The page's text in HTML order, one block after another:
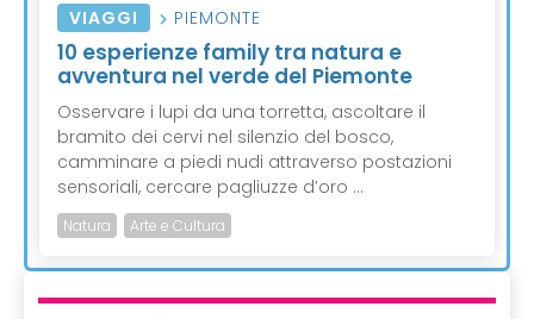
VIAGGI PIEMONTE
10 esperienze family tra natura e
avventura nel verde del Piemonte
Osservare i lupi da una torretta, ascoltare il
bramito dei cervi nel silenzio del bosco,
camminare a piedi nudi attraverso postazioni
sensoriali, cercare pagliuzze d’oro ...
Natura Arte e Cultura